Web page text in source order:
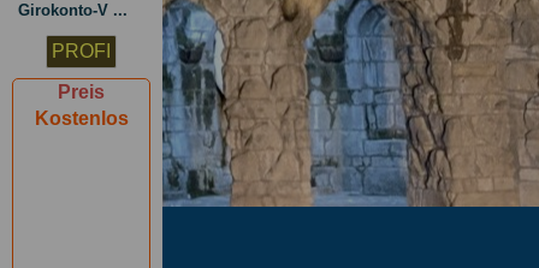
Girokonto-V ...
PROFI
Preis
Kostenlos